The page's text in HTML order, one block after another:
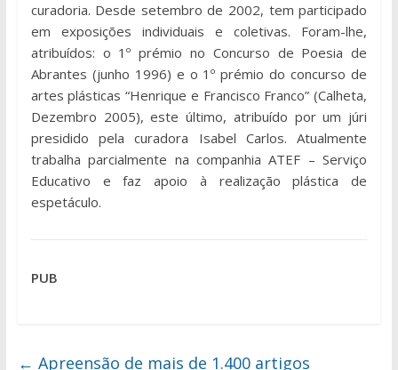
curadoria. Desde setembro de 2002, tem participado
em exposições individuais e coletivas. Foram-lhe,
atribuídos: o 1º prémio no Concurso de Poesia de
Abrantes (junho 1996) e o 1º prémio do concurso de
artes plásticas “Henrique e Francisco Franco” (Calheta,
Dezembro 2005), este último, atribuído por um júri
presidido pela curadora Isabel Carlos. Atualmente
trabalha parcialmente na companhia ATEF – Serviço
Educativo e faz apoio à realização plástica de
espetáculo.
PUB
← Apreensão de mais de 1.400 artigos